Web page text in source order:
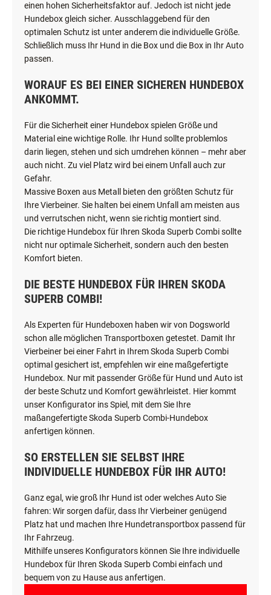
einen hohen Sicherheitsfaktor auf. Jedoch ist nicht jede
Hundebox gleich sicher. Ausschlaggebend für den
optimalen Schutz ist unter anderem die individuelle Größe.
Schließlich muss Ihr Hund in die Box und die Box in Ihr Auto
passen.
WORAUF ES BEI EINER SICHEREN HUNDEBOX
ANKOMMT.
Für die Sicherheit einer Hundebox spielen Größe und
Material eine wichtige Rolle. Ihr Hund sollte problemlos
darin liegen, stehen und sich umdrehen können – mehr aber
auch nicht. Zu viel Platz wird bei einem Unfall auch zur
Gefahr.
Massive Boxen aus Metall bieten den größten Schutz für
Ihre Vierbeiner. Sie halten bei einem Unfall am meisten aus
und verrutschen nicht, wenn sie richtig montiert sind.
Die richtige Hundebox für Ihren Skoda Superb Combi sollte
nicht nur optimale Sicherheit, sondern auch den besten
Komfort bieten.
DIE BESTE HUNDEBOX FÜR IHREN SKODA
SUPERB COMBI!
Als Experten für Hundeboxen haben wir von Dogsworld
schon alle möglichen Transportboxen getestet. Damit Ihr
Vierbeiner bei einer Fahrt in Ihrem Skoda Superb Combi
optimal gesichert ist, empfehlen wir eine maßgefertigte
Hundebox. Nur mit passender Größe für Hund und Auto ist
der beste Schutz und Komfort gewährleistet. Hier kommt
unser Konfigurator ins Spiel, mit dem Sie Ihre
maßangefertigte Skoda Superb Combi-Hundebox
anfertigen können.
SO ERSTELLEN SIE SELBST IHRE
INDIVIDUELLE HUNDEBOX FÜR IHR AUTO!
Ganz egal, wie groß Ihr Hund ist oder welches Auto Sie
fahren: Wir sorgen dafür, dass Ihr Vierbeiner genügend
Platz hat und machen Ihre Hundetransportbox passend für
Ihr Fahrzeug.
Mithilfe unseres Konfigurators können Sie Ihre individuelle
Hundebox für Ihren Skoda Superb Combi einfach und
bequem von zu Hause aus anfertigen.